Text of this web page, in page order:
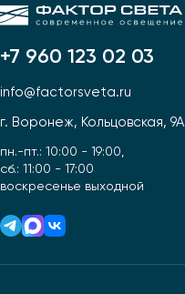
+7 960 123 02 03
info@factorsveta.ru
г. Воронеж, Кольцовская, 9А
пн.-пт.: 10:00 - 19:00,
сб.: 11:00 - 17:00
воскресенье выходной